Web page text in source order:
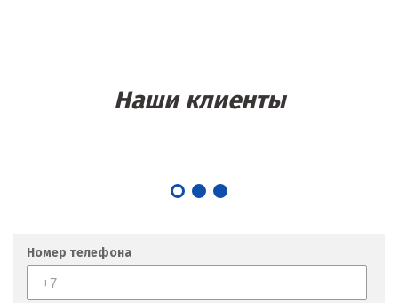
Наро-Фоминск
Наши клиенты
Номер телефона